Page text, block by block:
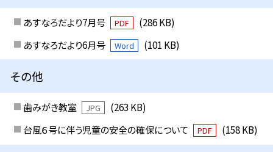
あすなろだより7月号 PDF
(286 KB)
あすなろだより6月号
Word (101 KB)
その他
歯みがき教室 JPG
(263 KB)
台風６号に伴う児童の安全の確保について
PDF (158 KB)